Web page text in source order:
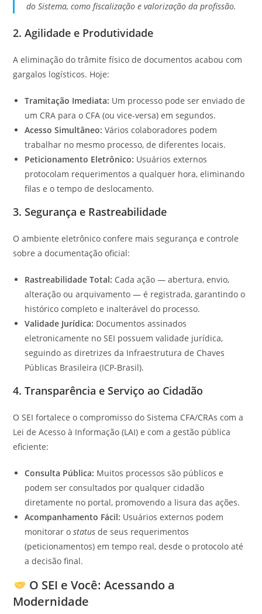
do Sistema, como fiscalização e valorização da profissão.
2. Agilidade e Produtividade
A eliminação do trâmite físico de documentos acabou com
gargalos logísticos. Hoje:
Tramitação Imediata: Um processo pode ser enviado de
um CRA para o CFA (ou vice-versa) em segundos.
Acesso Simultâneo: Vários colaboradores podem
trabalhar no mesmo processo, de diferentes locais.
Peticionamento Eletrônico: Usuários externos
protocolam requerimentos a qualquer hora, eliminando
filas e o tempo de deslocamento.
3. Segurança e Rastreabilidade
O ambiente eletrônico confere mais segurança e controle
sobre a documentação oficial:
Rastreabilidade Total: Cada ação — abertura, envio,
alteração ou arquivamento — é registrada, garantindo o
histórico completo e inalterável do processo.
Validade Jurídica: Documentos assinados
eletronicamente no SEI possuem validade jurídica,
seguindo as diretrizes da Infraestrutura de Chaves
Públicas Brasileira (ICP-Brasil).
4. Transparência e Serviço ao Cidadão
O SEI fortalece o compromisso do Sistema CFA/CRAs com a
Lei de Acesso à Informação (LAI) e com a gestão pública
eficiente:
Consulta Pública: Muitos processos são públicos e
podem ser consultados por qualquer cidadão
diretamente no portal, promovendo a lisura das ações.
Acompanhamento Fácil: Usuários externos podem
monitorar ostatus de seus requerimentos
(peticionamentos) em tempo real, desde o protocolo até
a decisão final.
O SEI e Você: Acessando a
Modernidade